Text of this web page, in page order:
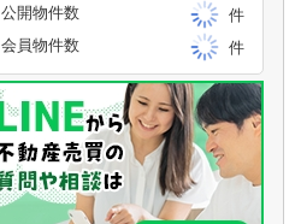
公開物件数
件
会員物件数
件